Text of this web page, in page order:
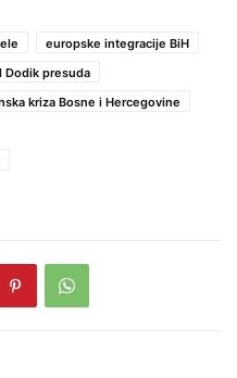
europske integracije BiH
Dodik presuda
kriza Bosne i Hercegovine